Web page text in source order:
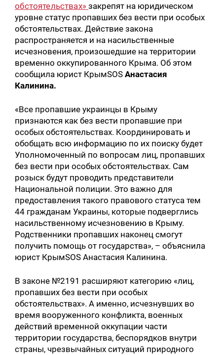
обстоятельствах»закрепят на юридическом
уровне статус пропавших без вести при особых
обстоятельствах. Действие закона
распространяется и на насильственные
исчезновения, произошедшие на территории
временно оккупированного Крыма. Об этом
сообщила юрист КрымSOSАнастасия
Калинина.
«Все пропавшие украинцы в Крыму
признаются как без вести пропавшие при
особых обстоятельствах. Координировать и
обобщать всю информацию по их поиску будет
Уполномоченный по вопросам лиц, пропавших
без вести при особых обстоятельствах. Сам
розыск будут проводить представители
Национальной полиции. Это важно для
предоставления такого правового статуса тем
44 гражданам Украины, которые подверглись
насильственному исчезновению в Крыму.
Родственники пропавших наконец смогут
получить помощь от государства», – объяснила
юрист КрымSOS Анастасия Калинина.
В законе №2191 расширяют категорию «лиц,
пропавших без вести при особых
обстоятельствах». А именно, исчезнувших во
время вооруженного конфликта, военных
действий временной оккупации части
территории государства, беспорядков внутри
страны, чрезвычайных ситуаций природного